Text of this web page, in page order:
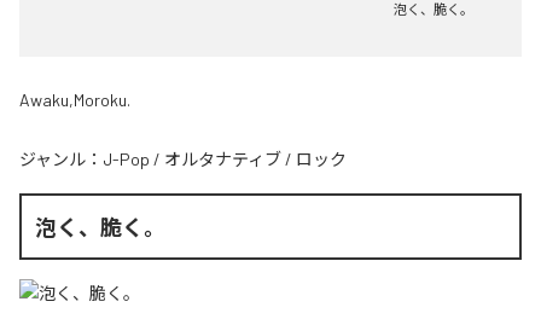
泡く、脆く。
Awaku,Moroku.
ジャンル： J-Pop / オルタナティブ / ロック
泡く、脆く。